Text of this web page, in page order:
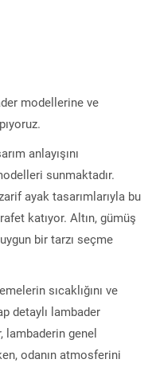
modellerine ve
anlayışını
sunmaktadır.
ayak tasarımlarıyla bu
katıyor. Altın, gümüş
bir tarzı seçme
sıcaklığını ve
detaylı lambader
lambaderin genel
odanın atmosferini